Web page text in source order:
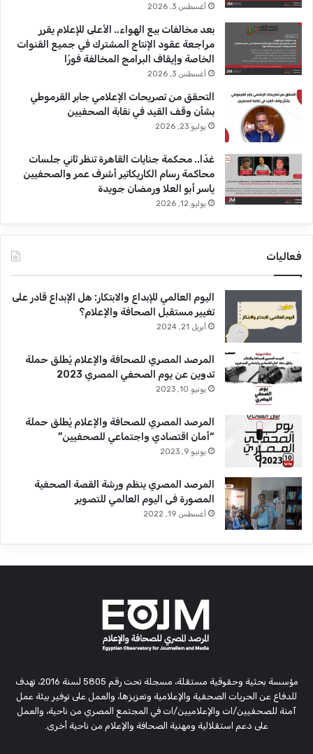
أغسطس 3, 2026
بعد مخالفات بيع الهواء.. الأعلى للإعلام يقرر
مراجعة عقود الإنتاج المشترك في جميع القنوات
الخاصة وإيقاف البرامج المخالفة فورًا
أغسطس 3, 2026
التحقق من تصريحات الإعلامي جابر القرموطي
بشأن وقف القيد في نقابة الصحفيين
يوليو 23, 2026
غدًا.. محكمة جنايات القاهرة تنظر ثاني جلسات
محاكمة رسام الكاريكاتير أشرف عمر والصحفيين
ياسر أبو العلا ورمضان جويدة
يوليو 12, 2026
فعاليات
اليوم العالمي للإبداع والابتكار: هل الإبداع قادر على
تغيير مستقبل الصحافة والإعلام؟
أبريل 21, 2024
المرصد المصري للصحافة والإعلام يُطلق حملة
تدوين عن يوم الصحفي المصري 2023
يونيو 10, 2023
المرصد المصري للصحافة والإعلام يُطلق حملة
“أمان اقتصادي واجتماعي للصحفيين”
يونيو 9, 2023
المرصد المصري ينظم ورشة القصة الصحفية
المصورة فى اليوم العالمي للتصوير
أغسطس 19, 2022
مؤسسة بحثية وحقوقية مستقلة، مسجلة تحت رقم 5805 لسنة 2016، تهدف
للدفاع عن الحريات الصحفية والإعلامية وتعزيزها، والعمل على توفير بيئة عمل
آمنة للصحفيين/ات والإعلاميين/ات في المجتمع المصري من ناحية، والعمل
على دعم استقلالية ومهنية الصحافة والإعلام من ناحية أخرى.